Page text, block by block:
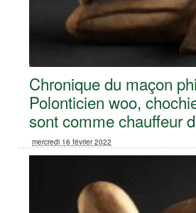
Chronique du maçon
Polonticien woo,
sont comme chauffeur
mercredi 16 février 2022